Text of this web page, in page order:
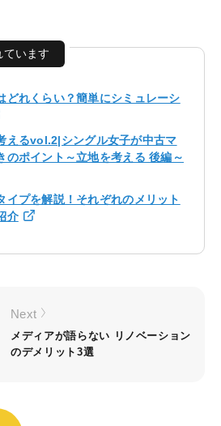
ています
どれくらい？簡単にシミュレーシ
えるvol.2|シングル女子が中古マ
のポイント～立地を考える 後編～
イプを解説！それぞれのメリット
介
Next
メディアが語らない リノベーション
のデメリット3選